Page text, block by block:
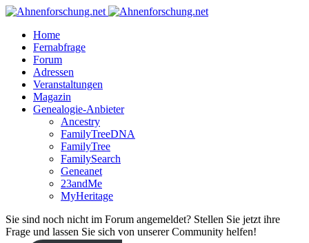
Home
Fernabfrage
Forum
Adressen
Veranstaltungen
Magazin
Genealogie-Anbieter
Ancestry
FamilyTreeDNA
FamilyTree
FamilySearch
Geneanet
23andMe
MyHeritage
Sie sind noch nicht im Forum angemeldet? Stellen Sie jetzt ihre
Frage und lassen Sie sich von unserer Community helfen!